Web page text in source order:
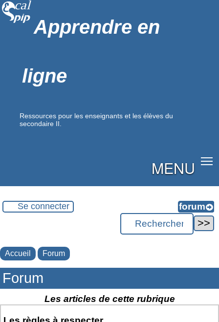
Apprendre en
ligne
Ressources pour les enseignants et les élèves du
secondaire II.
MENU
Se connecter
Accueil Forum
Forum
Les articles de cette rubrique